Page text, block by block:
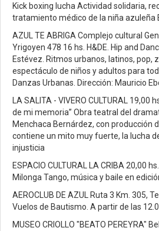
Kick boxing lucha Actividad solidaria,
tratamiento médico de la niña azuleña
AZUL TE ABRIGA Complejo cultural
Yrigoyen 478 16 hs. H&DE. Hip and
Estévez. Ritmos urbanos, latinos, pop,
espectáculo de niños y adultos para
Danzas Urbanas. Dirección: Mauricio
LA SALITA - VIVERO CULTURAL 19,00
de mi memoria” Obra teatral del
Menchaca Bernárdez, con producción
contiene un mito muy fuerte, la lucha
injusticia
ESPACIO CULTURAL LA CRIBA 20,00
Milonga Tango, música y baile en
AEROCLUB DE AZUL Ruta 3 Km. 305,
Vuelos de Bautismo. A partir de las
MUSEO CRIOLLO "BEATO PEREYRA"